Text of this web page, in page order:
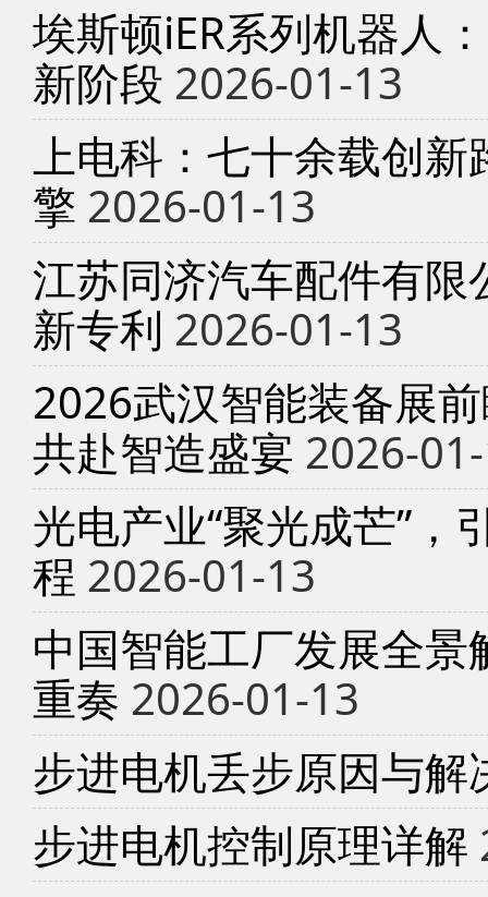
埃斯顿iER系列机器人
新阶段 2026-01-13
上电科：七十余载创
擎 2026-01-13
江苏同济汽车配件有
新专利 2026-01-13
2026武汉智能装备展
共赴智造盛宴 2026-
光电产业“聚光成芒”，
程 2026-01-13
中国智能工厂发展全
重奏 2026-01-13
步进电机丢步原因与解
步进电机控制原理详解